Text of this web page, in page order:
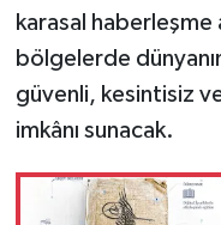
karasal haberleşme
bölgelerde
güvenli, kesintisiz
imkânı sunacak.